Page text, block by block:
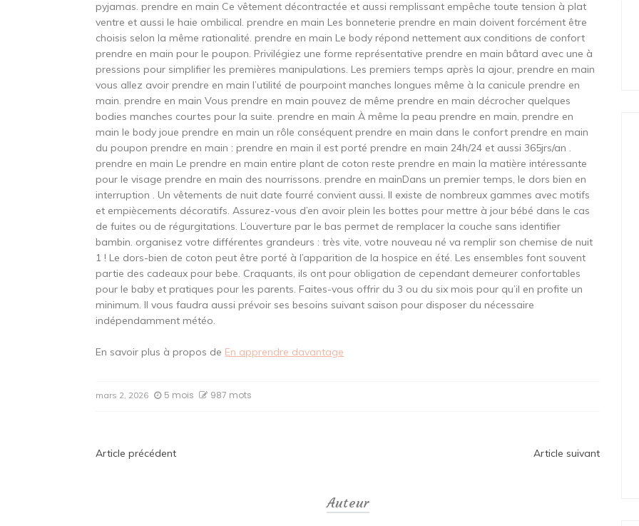
pyjamas. prendre en main Ce vêtement décontractée et aussi remplissant empêche toute tension à plat
ventre et aussi le haie ombilical. prendre en main Les bonneterie prendre en main doivent forcément être
choisis selon la même rationalité. prendre en main Le body répond nettement aux conditions de confort
prendre en main pour le poupon. Privilégiez une forme représentative prendre en main bâtard avec une à
pressions pour simplifier les premières manipulations. Les premiers temps après la ajour, prendre en main
vous allez avoir prendre en main l’utilité de pourpoint manches longues même à la canicule prendre en
main. prendre en main Vous prendre en main pouvez de même prendre en main décrocher quelques
bodies manches courtes pour la suite. prendre en main À même la peau prendre en main, prendre en
main le body joue prendre en main un rôle conséquent prendre en main dans le confort prendre en main
du poupon prendre en main : prendre en main il est porté prendre en main 24h/24 et aussi 365jrs/an .
prendre en main Le prendre en main entire plant de coton reste prendre en main la matière intéressante
pour le visage prendre en main des nourrissons. prendre en mainDans un premier temps, le dors bien en
interruption . Un vêtements de nuit date fourré convient aussi. Il existe de nombreux gammes avec motifs
et empiècements décoratifs. Assurez-vous d’en avoir plein les bottes pour mettre à jour bébé dans le cas
de fuites ou de régurgitations. L’ouverture par le bas permet de remplacer la couche sans identifier
bambin. organisez votre différentes grandeurs : très vite, votre nouveau né va remplir son chemise de nuit
1 ! Le dors-bien de coton peut être porté à l’apparition de la hospice en été. Les ensembles font souvent
partie des cadeaux pour bebe. Craquants, ils ont pour obligation de cependant demeurer confortables
pour le baby et pratiques pour les parents. Faites-vous offrir du 3 ou du six mois pour qu’il en profite un
minimum. Il vous faudra aussi prévoir ses besoins suivant saison pour disposer du nécessaire
indépendamment météo.
En savoir plus à propos de En apprendre davantage
mars 2, 2026 5 mois 987 mots
Navigation
Article précédent Article suivant
Auteur